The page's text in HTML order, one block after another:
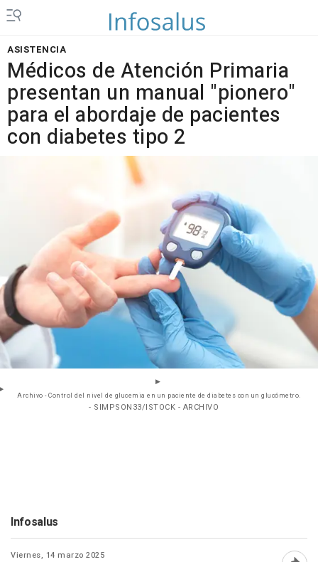
ASISTENCIA
Médicos de Atención Primaria
presentan un manual "pionero"
para el abordaje de pacientes
con diabetes tipo 2
Archivo - Control del nivel de glucemia en un paciente de diabetes con un glucómetro.
- SIMPSON33/ISTOCK - ARCHIVO
Infosalus
Viernes, 14 marzo 2025